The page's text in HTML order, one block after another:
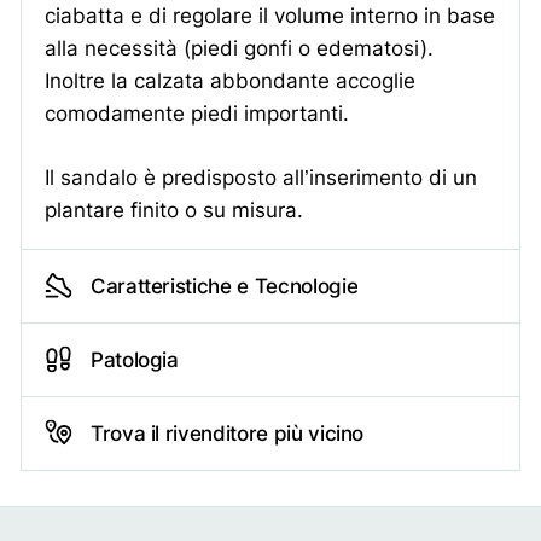
ciabatta e di regolare il volume interno in base
alla necessità (piedi gonfi o edematosi).
Inoltre la calzata abbondante accoglie
comodamente piedi importanti.
Il sandalo è predisposto all’inserimento di un
plantare finito o su misura.
Caratteristiche e Tecnologie
Patologia
malattie reumatiche, come
l’artrite reumatoide (AR), che
consiste in una malattia cronica
sistemica che colpisce le
articolazioni, e l’artrosi,
della cartilagine in conseguenza
a sovraccarico funzionale, traumi
pregressi, disallineamenti
Alluce rigido
carico dell’articolazione
tra la testa del primo osso
metatarsale e la base della
prima falange prossimale.
Dolore ai piedi
Trova il rivenditore più vicino